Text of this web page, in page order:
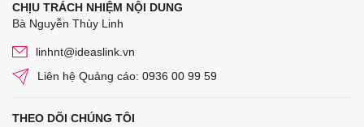
CHỊU TRÁCH NHIỆM NỘI DUNG
Bà Nguyễn Thùy Linh
linhnt@ideaslink.vn
Liên hệ Quảng cáo: 0936 00 99 59
THEO DÕI CHÚNG TÔI